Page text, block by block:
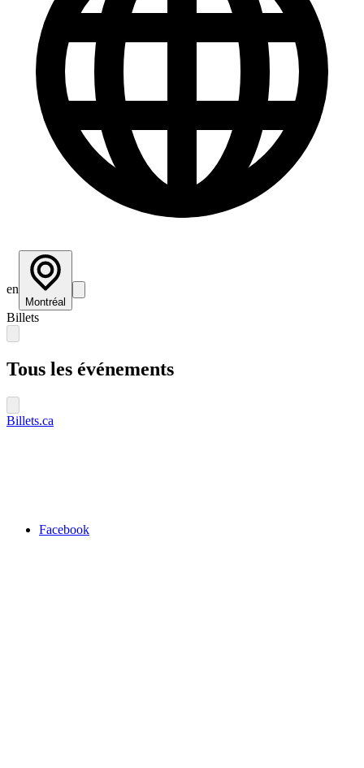
en
Montréal
Billets
Tous les événements
Billets.ca
Facebook